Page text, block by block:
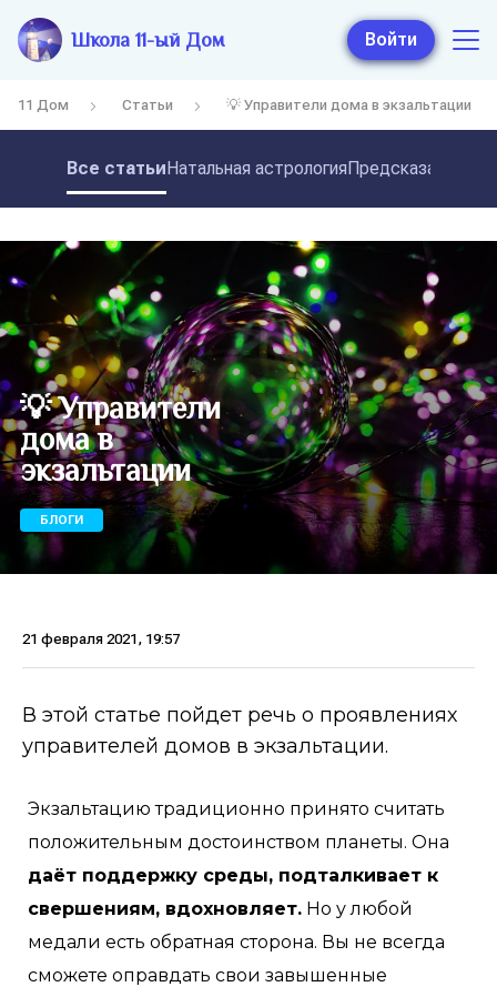
Школа 11-ый Дом Войти
11 Дом Статьи 💡 Управители дома в экзальтации
Все статьиНатальная астрология
💡 Управители
дома в
экзальтации
БЛОГИ
21 февраля 2021, 19:57
В этой статье пойдет речь о проявлениях
управителей домов в экзальтации.
Экзальтацию традиционно принято считать
положительным достоинством планеты. Она
даёт поддержку среды, подталкивает к
свершениям, вдохновляет. Но у любой
медали есть обратная сторона. Вы не всегда
сможете оправдать свои завышенные